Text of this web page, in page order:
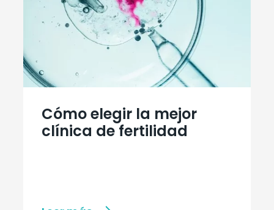
Cómo elegir la mejor
clínica de fertilidad